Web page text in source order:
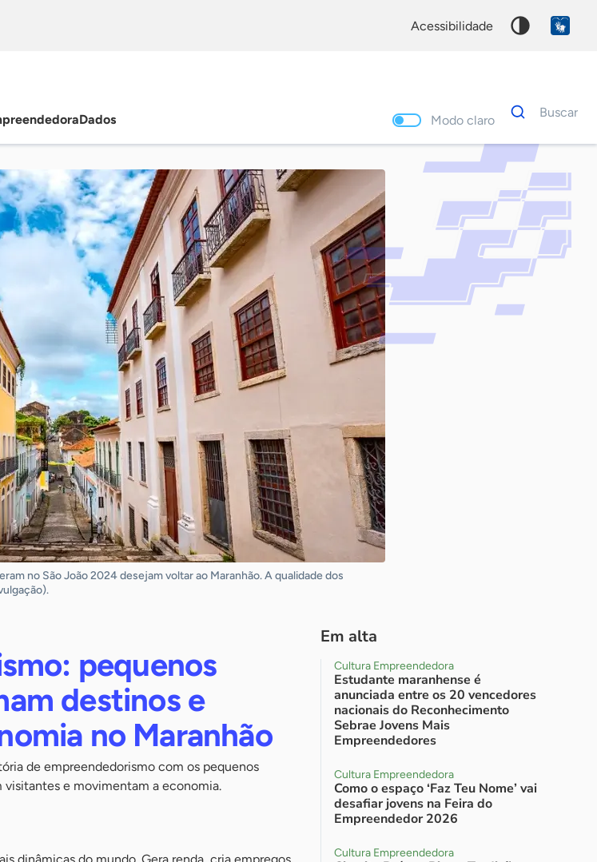
acessibilidade
Dados Modo claro
Dados
para
Buscar
Palavra
chave
no São João 2024 desejam voltar ao Maranhão. A qualidade dos
pequenos
destinos e
no Maranhão
de empreendedorismo com os pequenos
e movimentam a economia.
Em alta
Cultura Empreendedora
Estudante maranhense é
anunciada entre os 20 vencedores
nacionais do Reconhecimento
Sebrae Jovens Mais
Empreendedores
Cultura Empreendedora
Como o espaço ‘Faz Teu Nome’ vai
desafiar jovens na Feira do
Empreendedor 2026
Cultura Empreendedora